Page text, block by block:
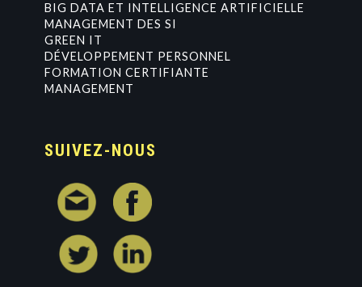
BIG DATA ET INTELLIGENCE ARTIFICIELLE
MANAGEMENT DES SI
GREEN IT
DÉVELOPPEMENT PERSONNEL
FORMATION CERTIFIANTE
MANAGEMENT
SUIVEZ-NOUS